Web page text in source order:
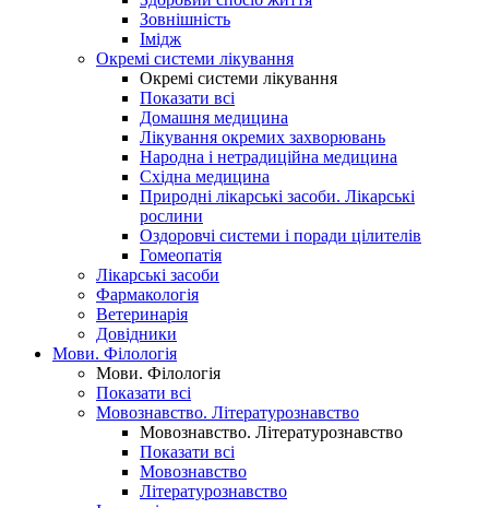
Зовнішність
Імідж
Окремі системи лікування
Окремі системи лікування
Показати всі
Домашня медицина
Лікування окремих захворювань
Народна і нетрадиційна медицина
Східна медицина
Природні лікарські засоби. Лікарські
рослини
Оздоровчі системи і поради цілителів
Гомеопатія
Лікарські засоби
Фармакологія
Ветеринарія
Довідники
Мови. Філологія
Мови. Філологія
Показати всі
Мовознавство. Літературознавство
Мовознавство. Літературознавство
Показати всі
Мовознавство
Літературознавство